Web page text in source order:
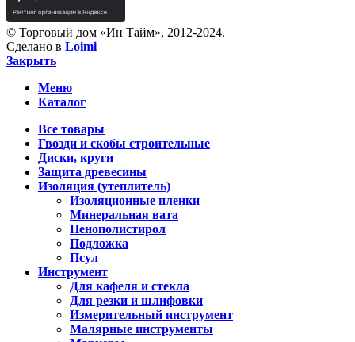
© Торговый дом «Ин Тайм», 2012-2024.
Сделано в Loimi
Закрыть
Меню
Каталог
Все товары
Гвозди и скобы строительные
Диски, круги
Защита древесины
Изоляция (утеплитель)
Изоляционные пленки
Минеральная вата
Пенополистирол
Подложка
Псул
Инструмент
Для кафеля и стекла
Для резки и шлифовки
Измерительный инструмент
Малярные инструменты